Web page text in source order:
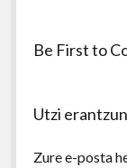
Be First to
Utzi
Zure e-posta